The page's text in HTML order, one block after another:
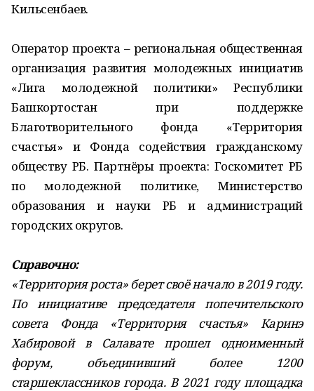
Кильсенбаев.
Оператор проекта – региональная общественная
организация развития молодежных инициатив
«Лига молодежной политики» Республики
Башкортостан при поддержке
Благотворительного фонда «Территория
счастья» и Фонда содействия гражданскому
обществу РБ. Партнёры проекта: Госкомитет РБ
по молодежной политике, Министерство
образования и науки РБ и администраций
городских округов.
Справочно:
«Территория роста» берет своё начало в 2019 году.
По инициативе председателя попечительского
совета Фонда «Территория счастья» Каринэ
Хабировой в Салавате прошел одноименный
форум, объединивший более 1200
старшеклассников города. В 2021 году площадка